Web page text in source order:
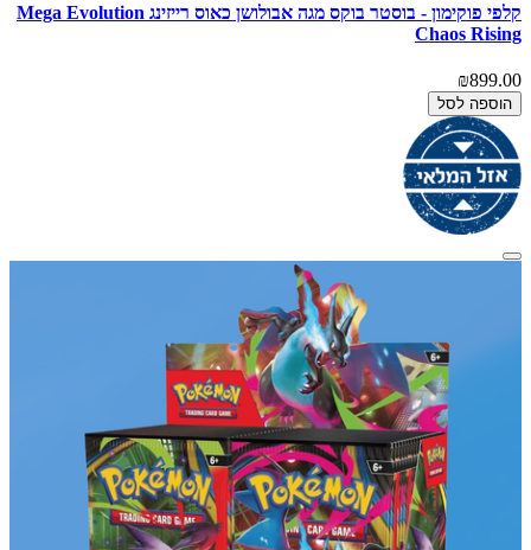
קלפי פוקימון - בוסטר בוקס מגה אבולושן כאוס רייזינג Mega Evolution
Chaos Rising
₪899.00
הוספה לסל